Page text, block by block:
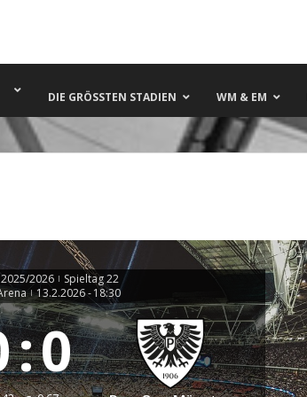
DIE GRÖSSTEN STADIEN WM & EM
2026 | Spieltag 22
| 13.2.2026- 18:30
:0